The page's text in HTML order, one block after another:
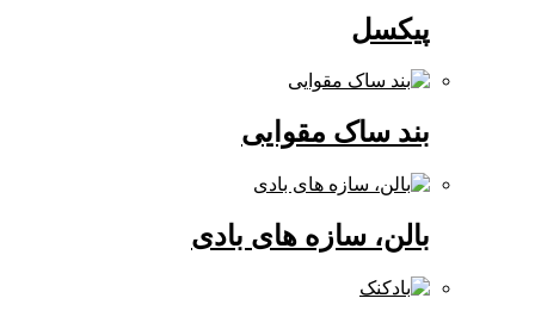
بند ساک مقوایی
بالن، سازه های بادی